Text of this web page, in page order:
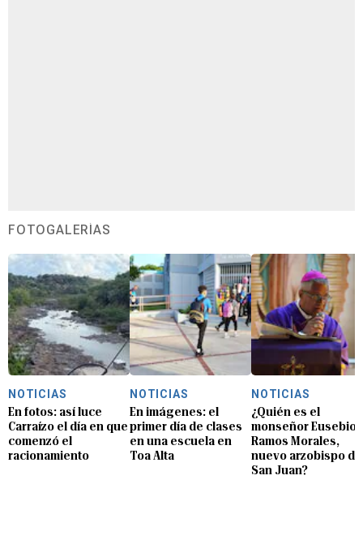
FOTOGALERÍAS
NOTICIAS
En fotos: así luce
Carraízo el día en que
comenzó el
racionamiento
NOTICIAS
En imágenes: el
primer día de clases
en una escuela en
Toa Alta
NOTICIAS
¿Quién es el
monseñor Eusebio
Ramos Morales,
nuevo arzobispo de
San Juan?